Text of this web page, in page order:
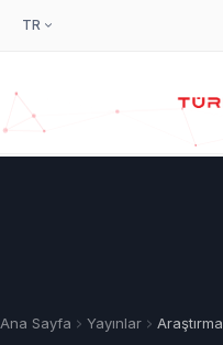
TR
Ana Sayfa Yayınlar